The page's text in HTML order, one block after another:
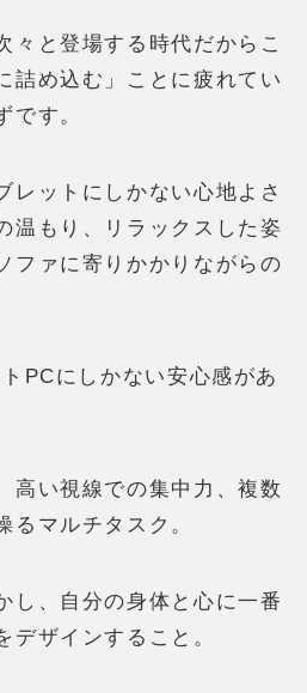
々と登場する時代だからこ
詰め込む」ことに疲れてい
です。
レットにしかない心地よさ
温もり、リラックスした姿
ファに寄りかかりながらの
PCにしかない安心感があ
高い視線での集中力、複数
るマルチタスク。
し、自分の身体と心に一番
デザインすること。